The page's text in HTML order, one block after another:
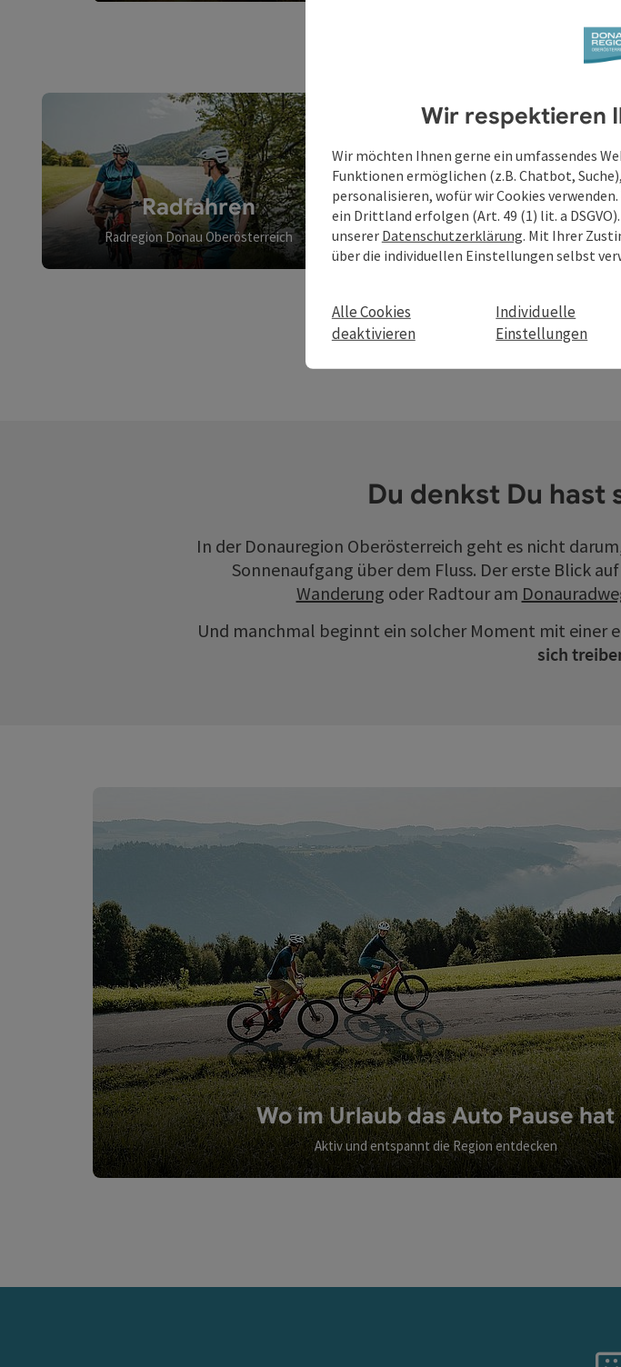
Radfahren
Radregion Donau Oberösterreich
Wandern
Wanderregion Donau
Du denkst Du hast
In der Donauregion Oberösterreich geht es nicht
Sonnenaufgang über dem Fluss. Der erste Blick
Wanderung oder Radtour am
Und manchmal beginnt ein solcher Moment mit einer
sich
Wo im Urlaub das Auto Pause hat
Aktiv und entspannt die Region entdecken
Wir respektieren
Wir möchten Ihnen gerne ein umfassendes
Funktionen ermöglichen (z.B. Chatbot,
personalisieren, wofür wir Cookies
ein Drittland erfolgen (Art. 49 (1) lit. a
unserer Datenschutzerklärung. Mit Ihrer
über die individuellen Einstellungen selbst
Alle Cookies
deaktivieren
Individuelle
Einstellungen